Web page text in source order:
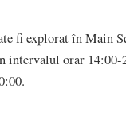
fi explorat în Main
intervalul orar